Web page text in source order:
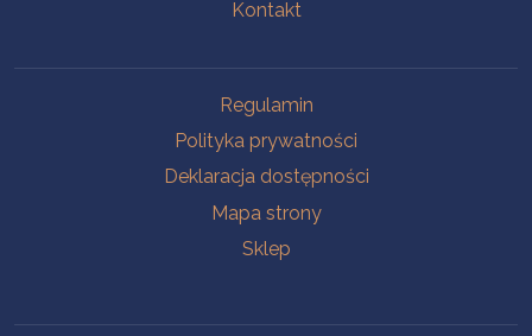
Kontakt
Regulamin
Polityka prywatności
Deklaracja dostępności
Mapa strony
Sklep